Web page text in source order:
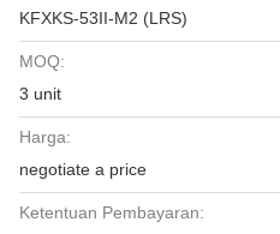
KFXKS-53II-M2 (LRS)
MOQ:
3 unit
Harga:
negotiate a price
Ketentuan Pembayaran: